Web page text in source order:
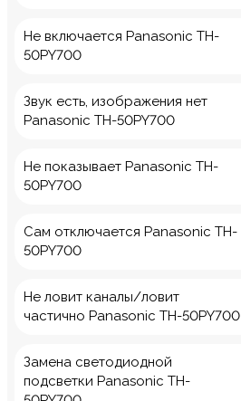
Не включается Panasonic TH-
50PY700
Звук есть, изображения нет
Panasonic TH-50PY700
Не показывает Panasonic TH-
50PY700
Сам отключается Panasonic TH-
50PY700
Не ловит каналы/ловит
частично Panasonic TH-50PY700
Замена светодиодной
подсветки Panasonic TH-